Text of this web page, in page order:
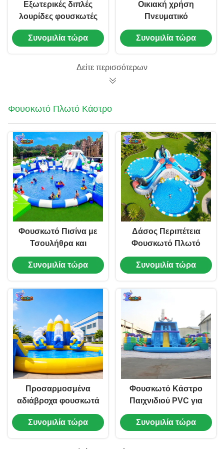
Εξωτερικές διπλές
λουρίδες φουσκωτές
υδρόφουσκες Unisex
φουσκωτές λουρίδες
Συνομιλία τώρα
Οικιακή χρήση
Πνευματικό
διαδρόμιο
Πνευματικό
Συνομιλία τώρα
Δείτε περισσότερων
Φουσκωτό Πλωτό Κάστρο
Φουσκωτό Πισίνα με
Τσουλήθρα και
Παιχνίδια Νερού από
PVC 0,5mm,
Αναψυχής
Συνομιλία τώρα
Δάσος Περιπέτεια
Φουσκωτό Πλωτό
Κάστρο Φουσκωτό
υδρόφωτο
Συνομιλία τώρα
Προσαρμοσμένα
αδιάβροχα φουσκωτά
κάστρα αναρρίχησης
με τσουλήθρες για
Συνομιλία τώρα
Φουσκωτό Κάστρο
Παιχνιδιού PVC για
Εξωτερικούς Χώρους
με Τσουλήθρα
Συνομιλία τώρα